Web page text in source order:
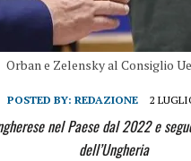
Orban e Zelensky al Consiglio
POSTED BY:REDAZIONE 2
nel Paese dal 2022 e
dell’Ungheria